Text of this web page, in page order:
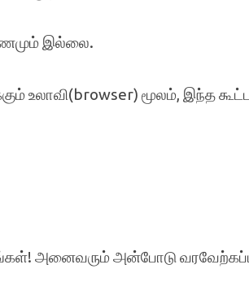
இல்லை.
உலாவி(browser) மூலம், இந்த
அனைவரும் அன்போடு